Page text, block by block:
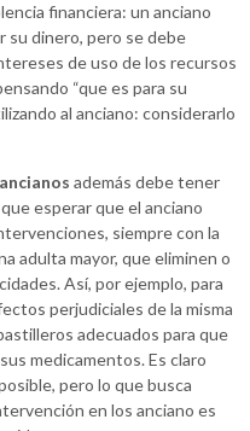
financiera: un anciano
su dinero, pero se debe
de uso de los recursos
“que es para su
al anciano: considerarlo
además debe tener
esperar que el anciano
siempre con la
adulta mayor, que eliminen o
Así, por ejemplo, para
perjudiciales de la misma
adecuados para que
medicamentos. Es claro
pero lo que busca
en los anciano es